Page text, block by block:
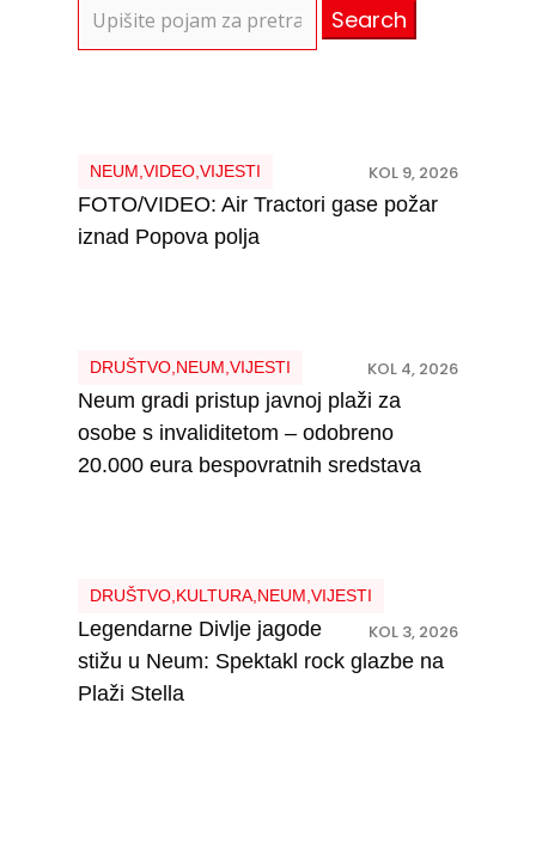
for:
NEUM VIDEO, VIJESTI KOL 9, 2026
FOTO/VIDEO: Air Tractori gase požar
iznad Popova polja
DRUŠTVO, NEUM VIJESTI KOL 4, 2026
Neum gradi pristup javnoj plaži za
osobe s invaliditetom – odobreno
20.000 eura bespovratnih sredstava
DRUŠTVO, KULTURA, NEUM VIJESTI
KOL 3, 2026
Legendarne Divlje jagode
stižu u Neum: Spektakl rock glazbe na
Plaži Stella